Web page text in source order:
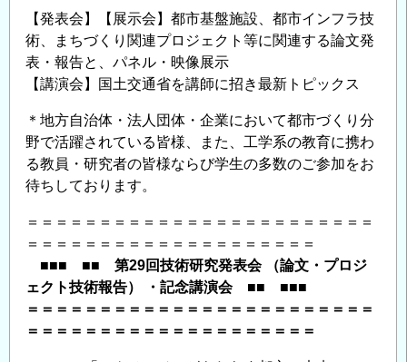
演
会」
の
ご
内
＜
CPD
単
可
＞
の
【発表会】【展示会】都市基盤施設、都市インフラ技
術、まちづくり関連プロジェクト等に関連する論文発
表・報告と、パネル・映像展示
【講演会】国土交通省を講師に招き最新トピックス
＊地方自治体・法人団体・企業において都市づくり分
野で活躍されている皆様、また、工学系の教育に携わ
る教員・研究者の皆様ならび学生の多数のご参加をお
待ちしております。
＝＝＝＝＝＝＝＝＝＝＝＝＝＝＝＝＝＝＝＝＝＝＝＝
＝＝＝＝＝＝＝＝＝＝＝＝＝＝＝＝＝＝＝＝
■■■ ■■ 第29回技術研究発表会 （論文・プロジ
ェクト技術報告） ・記念講演会 ■■ ■■■
＝＝＝＝＝＝＝＝＝＝＝＝＝＝＝＝＝＝＝＝＝＝＝＝
＝＝＝＝＝＝＝＝＝＝＝＝＝＝＝＝＝＝＝＝